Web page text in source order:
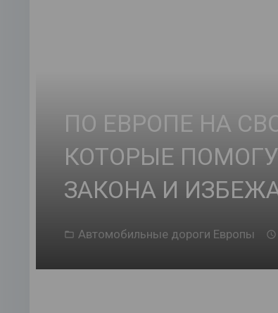
ПО ЕВРОПЕ НА
КОТОРЫЕ
ЗАКОНА И
Автомобильные дороги Европы